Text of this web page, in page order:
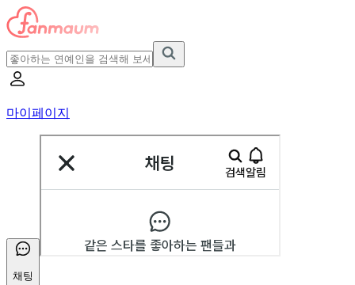
마이페이지
채팅